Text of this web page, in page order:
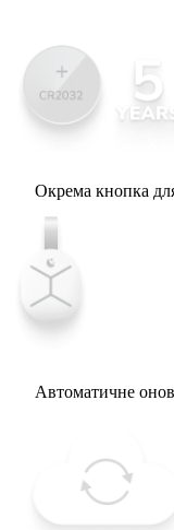
Окрема кнопка
Автоматичне